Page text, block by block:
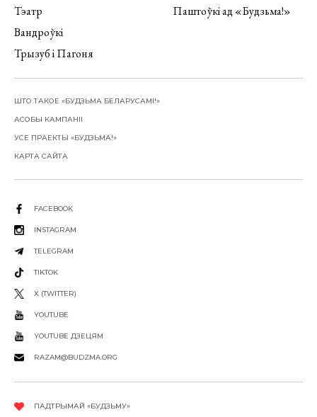
Тэатр
Вандроўкі
Трызуб і Пагоня
Паштоўкі ад «Будзьма!»
ШТО ТАКОЕ «БУДЗЬМА БЕЛАРУСАМІ!»
АСОБЫ КАМПАНІІ
УСЕ ПРАЕКТЫ «БУДЗЬМА!»
КАРТА САЙТА
FACEBOOK
INSTAGRAM
TELEGRAM
TIKTOK
X (TWITTER)
YOUTUBE
YOUTUBE ДЗЕЦЯМ
RAZAM@BUDZMA.ORG
ПАДТРЫМАЙ «БУДЗЬМУ»